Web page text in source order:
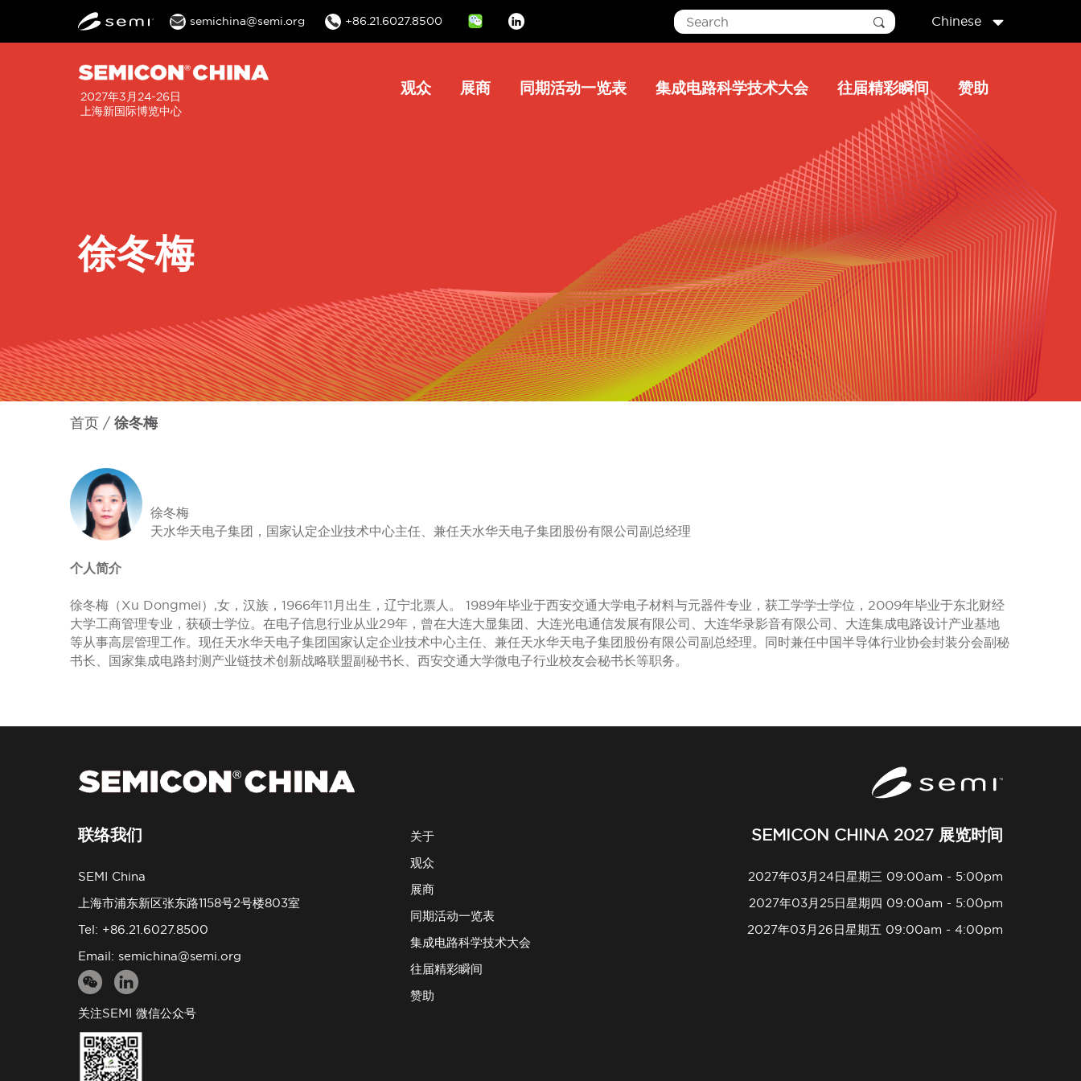
semichina@semi.org +86.21.6027.8500
Linkedin
Chinese
2027年3月24-26日
上海新国际博览中心
Main
观众 展商 同期活动一览表 集成电路科学技术大会 往届精彩瞬间 赞助
徐冬梅
首页 徐冬梅
徐冬梅
天水华天电子集团，国家认定企业技术中心主任、兼任天水华天电子集团股份有限公司副总经理
个人简介
徐冬梅（Xu Dongmei）,女，汉族，1966年11月出生，辽宁北票人。 1989年毕业于西安交通大学电子材料与元器件专业，获工学学士学位，2009年毕业于东北财经
大学工商管理专业，获硕士学位。在电子信息行业从业29年，曾在大连大显集团、大连光电通信发展有限公司、大连华录影音有限公司、大连集成电路设计产业基地
等从事高层管理工作。现任天水华天电子集团国家认定企业技术中心主任、兼任天水华天电子集团股份有限公司副总经理。同时兼任中国半导体行业协会封装分会副秘
书长、国家集成电路封测产业链技术创新战略联盟副秘书长、西安交通大学微电子行业校友会秘书长等职务。
联络我们
SEMI China
上海市浦东新区张东路1158号2号楼803室
Tel: +86.21.6027.8500
Email: semichina@semi.org
关注SEMI 微信公众号
关于
观众
展商
同期活动一览表
集成电路科学技术大会
往届精彩瞬间
赞助
SEMICON CHINA 2027 展览时间
2027年03月24日星期三 09:00am - 5:00pm
2027年03月25日星期四 09:00am - 5:00pm
2027年03月26日星期五 09:00am - 4:00pm